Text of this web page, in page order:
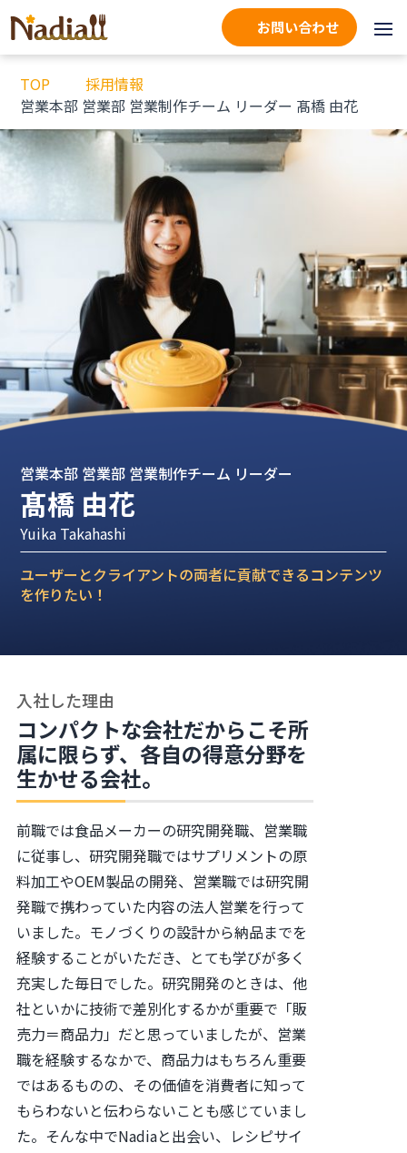
お問い合わせ
TOP
採用情報
営業本部 営業部 営業制作チーム リーダー 髙橋 由花
営業本部 営業部 営業制作チーム リーダー
髙橋 由花
Yuika Takahashi
ユーザーとクライアントの両者に貢献できるコンテンツ
を作りたい！
入社した理由
コンパクトな会社だからこそ所
属に限らず、各自の得意分野を
生かせる会社。
前職では食品メーカーの研究開発職、営業職
に従事し、研究開発職ではサプリメントの原
料加工やOEM製品の開発、営業職では研究開
発職で携わっていた内容の法人営業を行って
いました。モノづくりの設計から納品までを
経験することがいただき、とても学びが多く
充実した毎日でした。研究開発のときは、他
社といかに技術で差別化するかが重要で「販
売力＝商品力」だと思っていましたが、営業
職を経験するなかで、商品力はもちろん重要
ではあるものの、その価値を消費者に知って
もらわないと伝わらないことも感じていまし
た。そんな中でNadiaと出会い、レシピサイ